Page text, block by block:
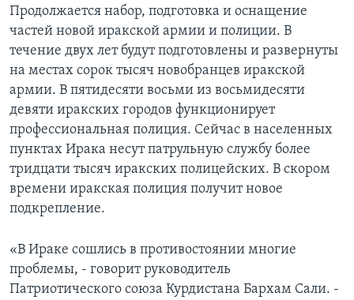
Продолжается набор, подготовка и оснащение
частей новой иракской армии и полиции. В
течение двух лет будут подготовлены и развернуты
на местах сорок тысяч новобранцев иракской
армии. В пятидесяти восьми из восьмидесяти
девяти иракских городов функционирует
профессиональная полиция. Сейчас в населенных
пунктах Ирака несут патрульную службу более
тридцати тысяч иракских полицейских. В скором
времени иракская полиция получит новое
подкрепление.
«В Ираке сошлись в противостоянии многие
проблемы, - говорит руководитель
Патриотического союза Курдистана Бархам Сали. -